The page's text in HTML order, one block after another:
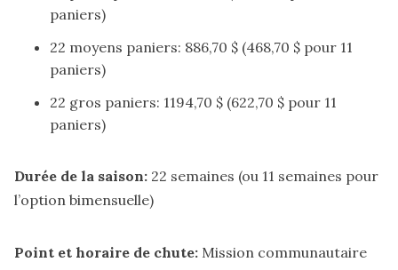
paniers)
22 moyens paniers: 886,70 $ (468,70 $ pour 11
paniers)
22 gros paniers: 1194,70 $ (622,70 $ pour 11
paniers)
Durée de la saison: 22 semaines (ou 11 semaines pour
l’option bimensuelle)
Point et horaire de chute: Mission communautaire